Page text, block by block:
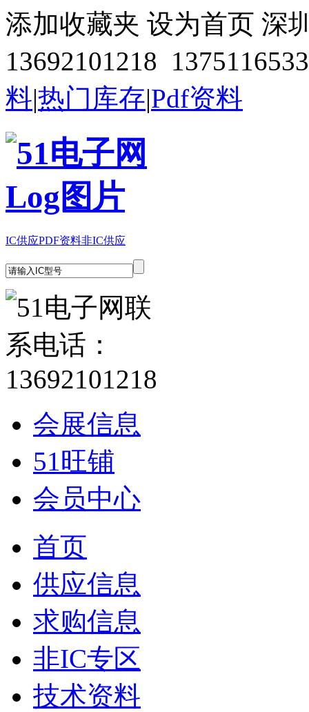
添加收藏夹 设为首页 深
13692101218
料|热门库存|Pdf资料
IC供应PDF资料非IC供应
会展信息
51旺铺
会员中心
首页
供应信息
求购信息
非IC专区
技术资料